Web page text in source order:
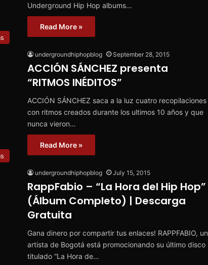
Underground Hip Hop albums…
Read More »
undergroundhiphopblog September 28, 2015
ACCIÓN SÁNCHEZ presenta
“RITMOS INÉDITOS”
ACCIÓN SÁNCHEZ saca a la luz cuatro recopilaciones
con ritmos creados durante los ultimos 10 años y que
nunca vieron…
Read More »
undergroundhiphopblog July 15, 2015
RappFabio – “La Hora del Hip Hop”
(Álbum Completo) | Descarga
Gratuita
Gana dinero por compartir tus enlaces! RAPPFABIO, un
artista de Bogotá está promocionando su último disco
titulado “La Hora de…